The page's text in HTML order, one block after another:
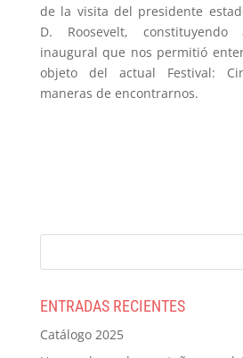
de la visita del presidente
D. Roosevelt,
inaugural que nos permitió
objeto del actual Festival:
maneras de encontrarnos.
ENTRADAS RECIENTES
Catálogo 2025